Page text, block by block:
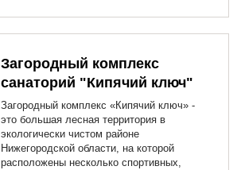
Загородный комплекс
санаторий "Кипячий ключ"
Загородный комплекс «Кипячий ключ» -
это большая лесная территория в
экологически чистом районе
Нижегородской области, на которой
расположены несколько спортивных,